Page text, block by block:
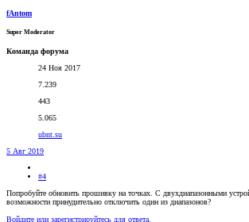
fAntom
Super Moderator
Команда форума
24 Ноя 2017
7.239
443
5.065
ubnt.su
5 Авг 2019
#4
Попробуйте обновить прошивку на точках. С двухдиапазонными
возможности принудительно отключить один из диапазонов?
Войдите или зарегистрируйтесь для ответа.